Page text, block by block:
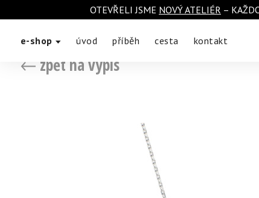
OTEVŘELI JSME NOVÝ ATELIÉR –
e-shop úvod příběh cesta kontakt
zpět na výpis